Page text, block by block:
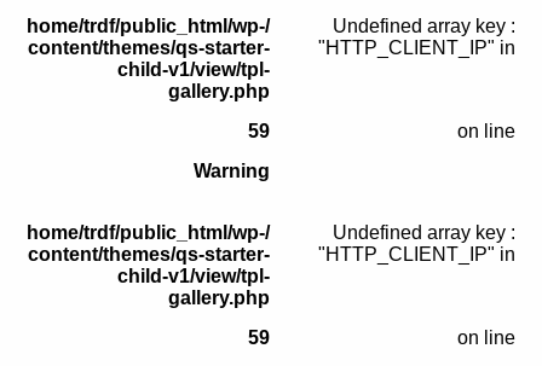
: Undefined array key
"HTTP_CLIENT_IP" in
/home/trdf/public_html/wp-
content/themes/qs-starter-
child-v1/view/tpl-
gallery.php
on line
59
Warning
: Undefined array key
"HTTP_CLIENT_IP" in
/home/trdf/public_html/wp-
content/themes/qs-starter-
child-v1/view/tpl-
gallery.php
on line
59